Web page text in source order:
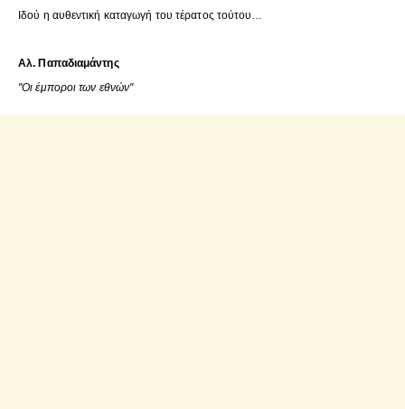
Ιδού η αυθεντική καταγωγή του τέρατος τούτου…
Αλ. Παπαδιαμάντης
"Οι έμποροι των εθνών"